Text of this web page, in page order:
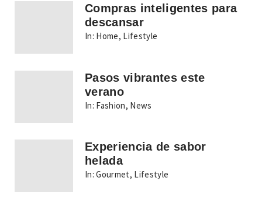
Compras inteligentes para
descansar
In: Home, Lifestyle
Pasos vibrantes este
verano
In: Fashion, News
Experiencia de sabor
helada
In: Gourmet, Lifestyle